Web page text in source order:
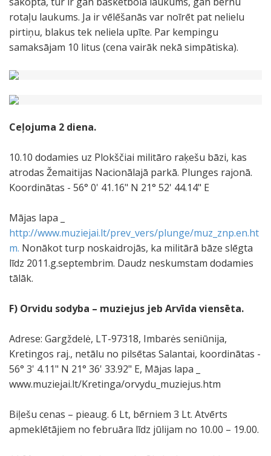
rotaļu laukums. Ja ir vēlēšanās var noīrēt pat nelielu
pirtiņu, blakus tek neliela upīte. Par kempingu
samaksājam 10 litus (cena vairāk nekā simpātiska).
Ceļojuma 2 diena.
10.10 dodamies uz Plokščiai militāro raķešu bāzi, kas
atrodas Žemaitijas Nacionālajā parkā. Plunges rajonā.
Koordinātas - 56° 0' 41.16" N 21° 52' 44.14" E
Mājas lapa _
http://www.muziejai.lt/prev_vers/plunge/muz_znp.en.ht
m. Nonākot turp noskaidrojās, ka militārā bāze slēgta
līdz 2011.g.septembrim. Daudz neskumstam dodamies
tālāk.
F) Orvidu sodyba – muziejus jeb Arvīda viensēta.
Adrese: Gargždelė, LT-97318, Imbarės seniūnija,
Kretingos raj., netālu no pilsētas Salantai, koordinātas -
56° 3' 4.11" N 21° 36' 33.92" E, Mājas lapa _
www.muziejai.lt/Kretinga/orvydu_muziejus.htm
Biļešu cenas – pieaug. 6 Lt, bērniem 3 Lt. Atvērts
apmeklētājiem no februāra līdz jūlijam no 10.00 – 19.00.